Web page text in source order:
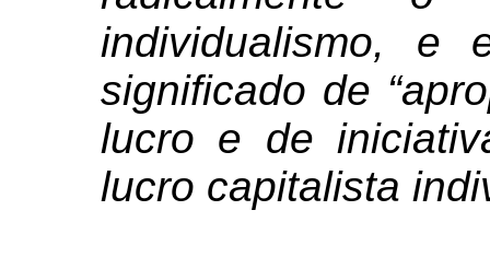
individualismo, e
significado de
lucro e de
lucro capitalista